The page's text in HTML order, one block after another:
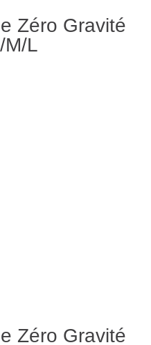
Zéro Gravité
M/L
Zéro Gravité